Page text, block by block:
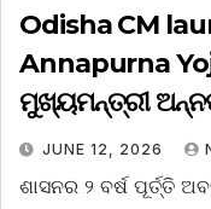
Odisha CM
Annapurna
ମୁଖ୍ୟମନ୍ତ୍ରୀ
JUNE 12, 2026
ଶାସନର ୨ ବର୍ଷ ପୂର୍ତ୍ତି